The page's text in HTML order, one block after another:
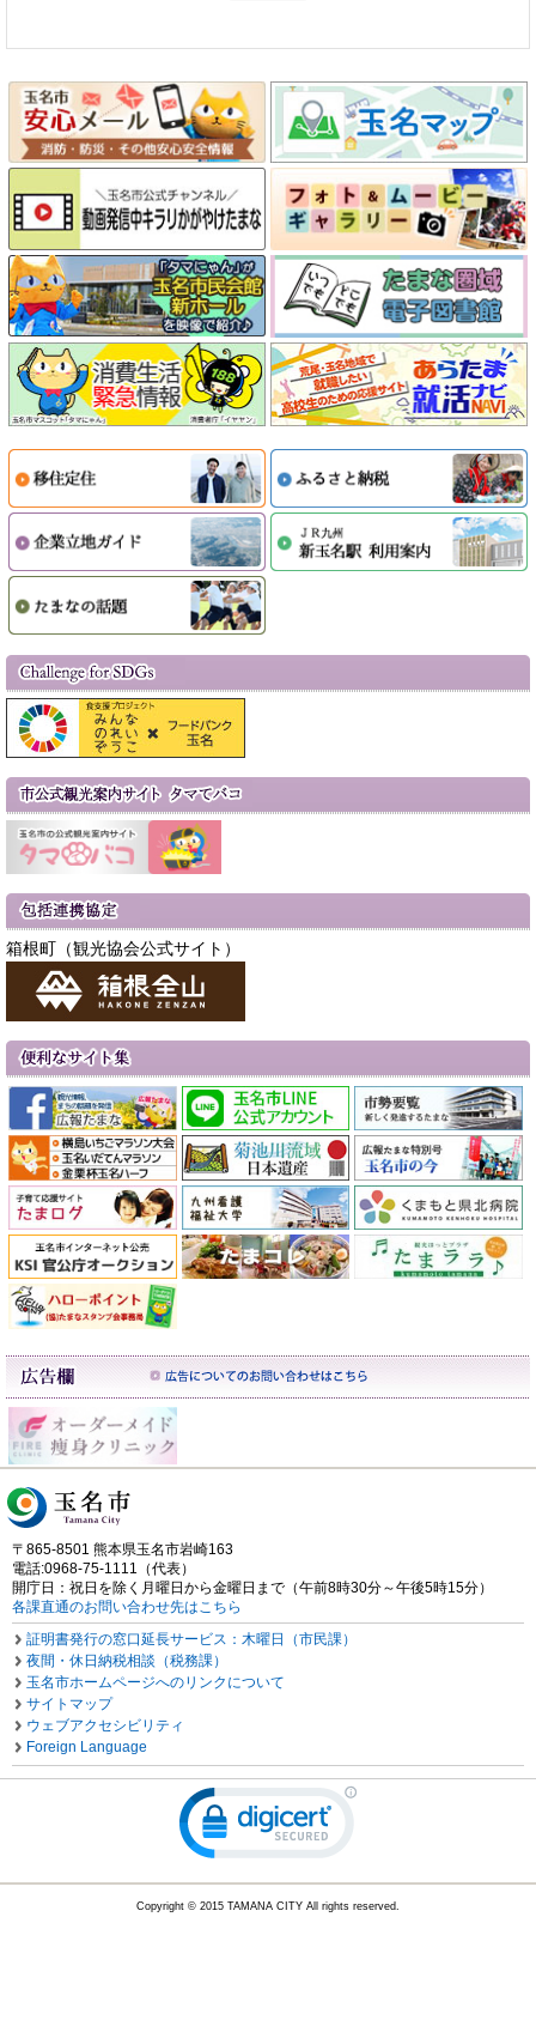
箱根町（観光協会公式サイト）
〒865-8501 熊本県玉名市岩崎163
電話:0968-75-1111（代表）
開庁日：祝日を除く月曜日から金曜日まで（午前8時30分～午後5時15分）
各課直通のお問い合わせ先はこちら
証明書発行の窓口延長サービス：木曜日（市民課）
夜間・休日納税相談（税務課）
玉名市ホームページへのリンクについて
サイトマップ
ウェブアクセシビリティ
Foreign Language
Copyright © 2015 TAMANA CITY All rights reserved.